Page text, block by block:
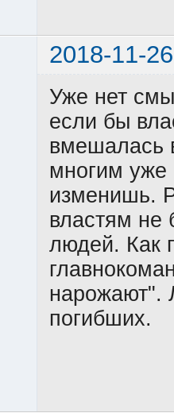
2018-11-
Уже нет
если бы
вмешалась
многим уже
изменишь.
властям не
людей. Как
нарожают".
погибших.